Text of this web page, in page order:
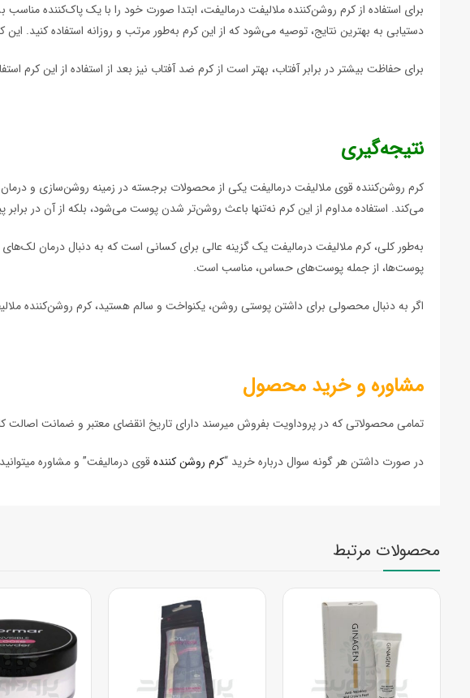
برای استفاده از کرم روشن‌کننده ملالیفت درمالیفت، ابتدا صورت خود را با یک پاک‌کننده
دستیابی به بهترین نتایج، توصیه می‌شود که از این کرم به‌طور مرتب و روزانه استفاده کنید.
برای حفاظت بیشتر در برابر آفتاب، بهتر است از کرم ضد آفتاب نیز بعد از استفاده از این کرم
نتیجه‌گیری
کرم روشن‌کننده قوی ملالیفت درمالیفت یکی از محصولات برجسته در زمینه روشن‌سازی و
می‌کند. استفاده مداوم از این کرم نه‌تنها باعث روشن‌تر شدن پوست می‌شود، بلکه از آن در
به‌طور کلی، کرم ملالیفت درمالیفت یک گزینه عالی برای کسانی است که به دنبال درمان
پوست‌ها، از جمله پوست‌های حساس، مناسب است.
اگر به دنبال محصولی برای داشتن پوستی روشن، یکنواخت و سالم هستید، کرم روشن‌کننده
مشاوره و خرید محصول
تمامی محصولاتی که در پروداویت بفروش میرسند دارای تاریخ انقضای معتبر و ضمانت اصالت
در صورت داشتن هر گونه سوال درباره خرید “کرم روشن کنندهقوی درمالیفت” و مشاوره میتوانید با شماره های ۰۷۱۳۶۲۷۸۳۲۶ و ۰۹۱۷۸۰۴۵۰۰۹ تماس بگیرید تا همکاران ما
محصولات مرتبط